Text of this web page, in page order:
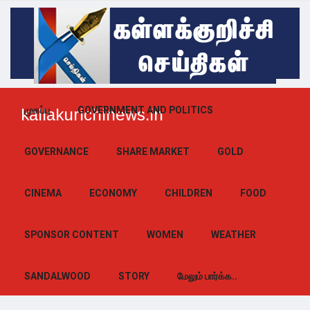
kallakurichinews.in
முகப்பு GOVERNMENT AND POLITICS
GOVERNANCE SHARE MARKET GOLD
CINEMA ECONOMY CHILDREN FOOD
SPONSOR CONTENT WOMEN WEATHER
SANDALWOOD STORY மேலும் பார்க்க..